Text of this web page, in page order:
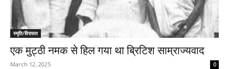
स्मृति/विरासत
एक मुट्ठी नमक से हिल गया था ब्रिटिश साम्राज्यवाद
March 12, 2025 0